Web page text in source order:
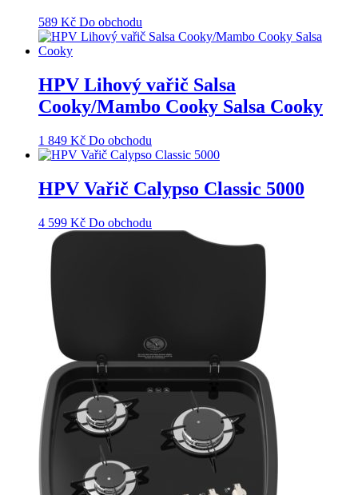
589 Kč Do obchodu
HPV Lihový vařič Salsa
Cooky/Mambo Cooky Salsa Cooky
1 849 Kč Do obchodu
HPV Vařič Calypso Classic 5000
4 599 Kč Do obchodu